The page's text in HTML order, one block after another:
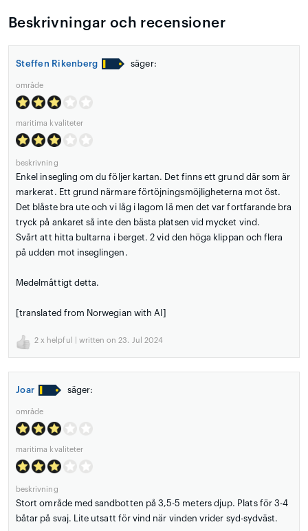
Beskrivningar och recensioner
Steffen Rikenberg säger:
område
maritima kvaliteter
beskrivning
Enkel insegling om du följer kartan. Det finns ett grund där som är
markerat. Ett grund närmare förtöjningsmöjligheterna mot öst.
Det blåste bra ute och vi låg i lagom lä men det var fortfarande bra
tryck på ankaret så inte den bästa platsen vid mycket vind.
Svårt att hitta bultarna i berget. 2 vid den höga klippan och flera
på udden mot inseglingen.
Medelmåttigt detta.
[translated from Norwegian with AI]
2 x helpful | written on 23. Jul 2024
Joar säger:
område
maritima kvaliteter
beskrivning
Stort område med sandbotten på 3,5-5 meters djup. Plats för 3-4
båtar på svaj. Lite utsatt för vind när vinden vrider syd-sydväst.